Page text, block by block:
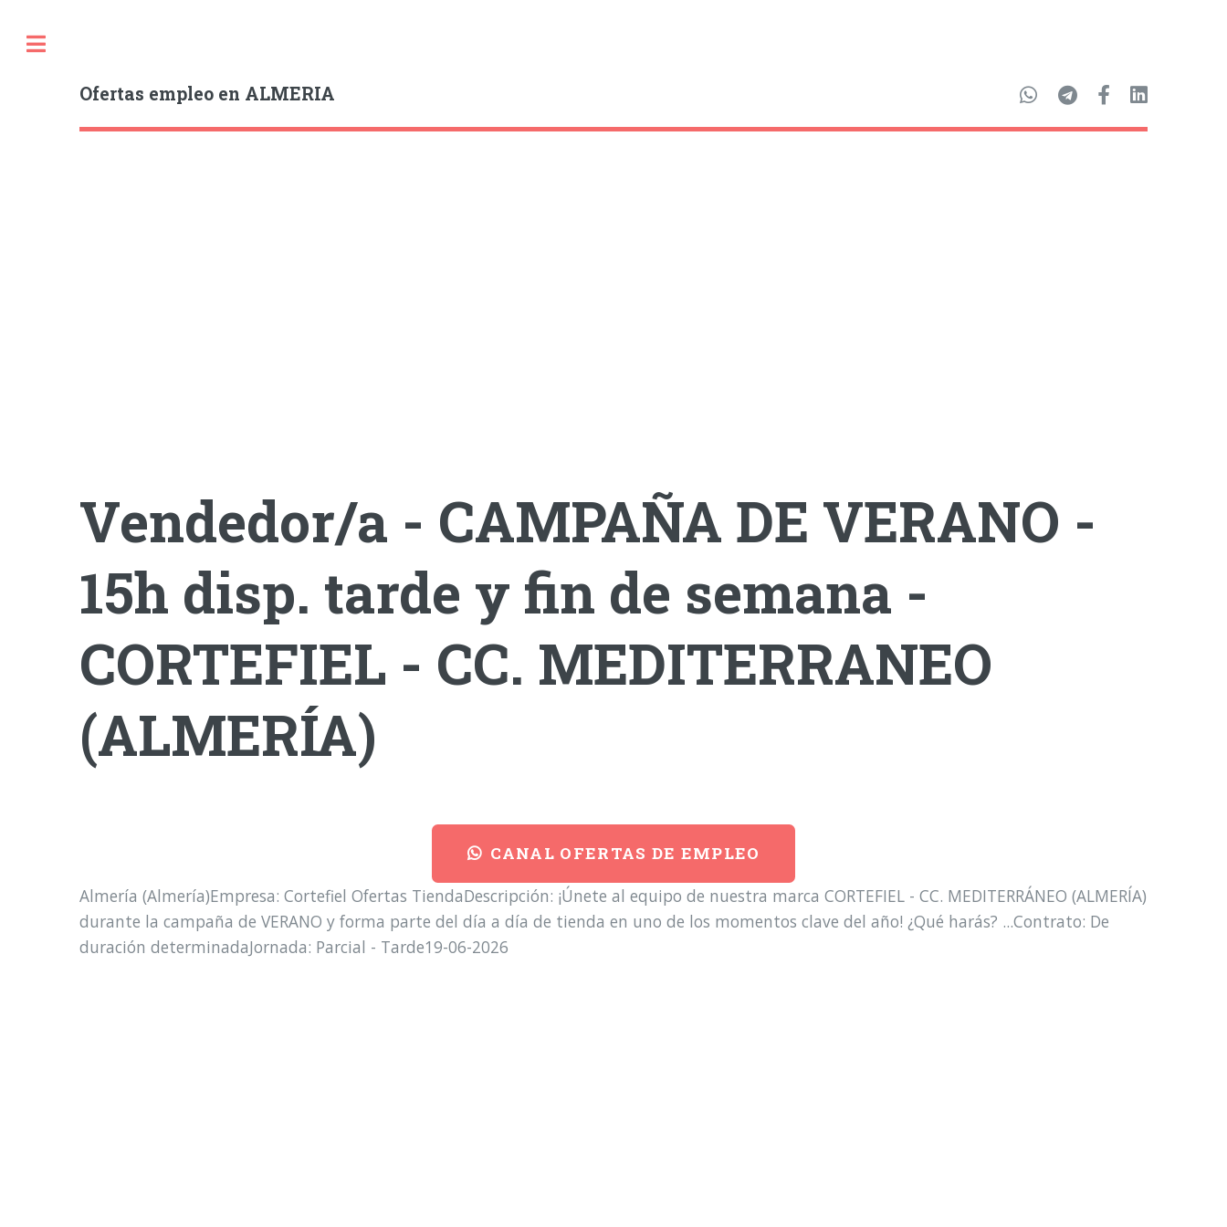
Ofertas empleo en ALMERIA
Vendedor/a - CAMPAÑA DE VERANO -
15h disp. tarde y fin de semana -
CORTEFIEL - CC. MEDITERRANEO
(ALMERÍA)
CANAL OFERTAS DE EMPLEO
Almería (Almería)Empresa: Cortefiel Ofertas TiendaDescripción: ¡Únete al equipo de nuestra marca CORTEFIEL - CC. MEDITERRÁNEO (ALMERÍA)
durante la campaña de VERANO y forma parte del día a día de tienda en uno de los momentos clave del año! ¿Qué harás? ...Contrato: De
duración determinadaJornada: Parcial - Tarde19-06-2026